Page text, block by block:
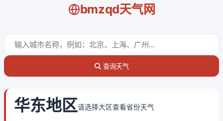
bmzqd天气网
查询天气
华东地区请选择大区查看省份天气